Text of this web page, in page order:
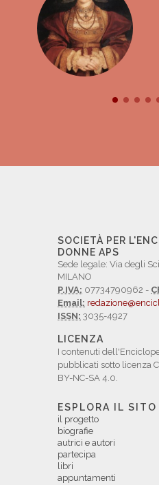
SOCIETÀ PER
DONNE APS
Sede legale: Via degli
MILANO
P.IVA: 07734790962 -
Email:
ISSN: 3035-4927
LICENZA
I contenuti
pubblicati sotto licenza
BY-NC-SA 4.0.
ESPLORA IL SITO
il progetto
biografie
autrici e autori
partecipa
libri
appuntamenti